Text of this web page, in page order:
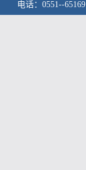
电话：0551--